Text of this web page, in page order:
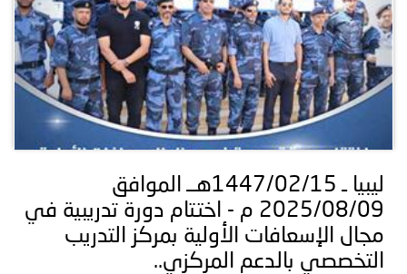
ليبيا ـ 1447/02/15هــ الموافق
2025/08/09 م - اختتام دورة تدريبية في
مجال الإسعافات الأولية بمركز التدريب
التخصصي بالدعم المركزي..